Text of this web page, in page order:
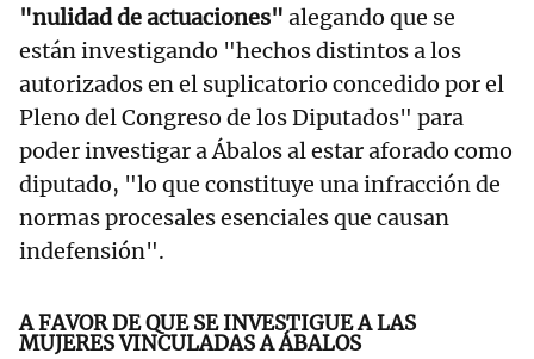
"nulidad de actuaciones" alegando que se
están investigando "hechos distintos a los
autorizados en el suplicatorio concedido por el
Pleno del Congreso de los Diputados" para
poder investigar a Ábalos al estar aforado como
diputado, "lo que constituye una infracción de
normas procesales esenciales que causan
indefensión".
A FAVOR DE QUE SE INVESTIGUE A LAS
MUJERES VINCULADAS A ÁBALOS